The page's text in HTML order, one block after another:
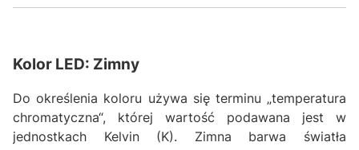
Kolor LED: Zimny
Do określenia koloru używa się terminu „temperatura
chromatyczna“, której wartość podawana jest w
jednostkach Kelvin (K). Zimna barwa światła